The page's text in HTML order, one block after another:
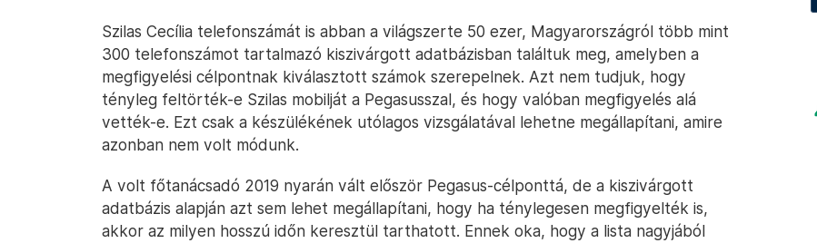
Szilas Cecília telefonszámát is abban a világszerte 50 ezer, Magyarországról több mint
300 telefonszámot tartalmazó kiszivárgott adatbázisban találtuk meg, amelyben a
megfigyelési célpontnak kiválasztott számok szerepelnek. Azt nem tudjuk, hogy
tényleg feltörték-e Szilas mobilját a Pegasusszal, és hogy valóban megfigyelés alá
vették-e. Ezt csak a készülékének utólagos vizsgálatával lehetne megállapítani, amire
azonban nem volt módunk.
A volt főtanácsadó 2019 nyarán vált először Pegasus-célponttá, de a kiszivárgott
adatbázis alapján azt sem lehet megállapítani, hogy ha ténylegesen megfigyelték is,
akkor az milyen hosszú időn keresztül tarthatott. Ennek oka, hogy a lista nagyjából